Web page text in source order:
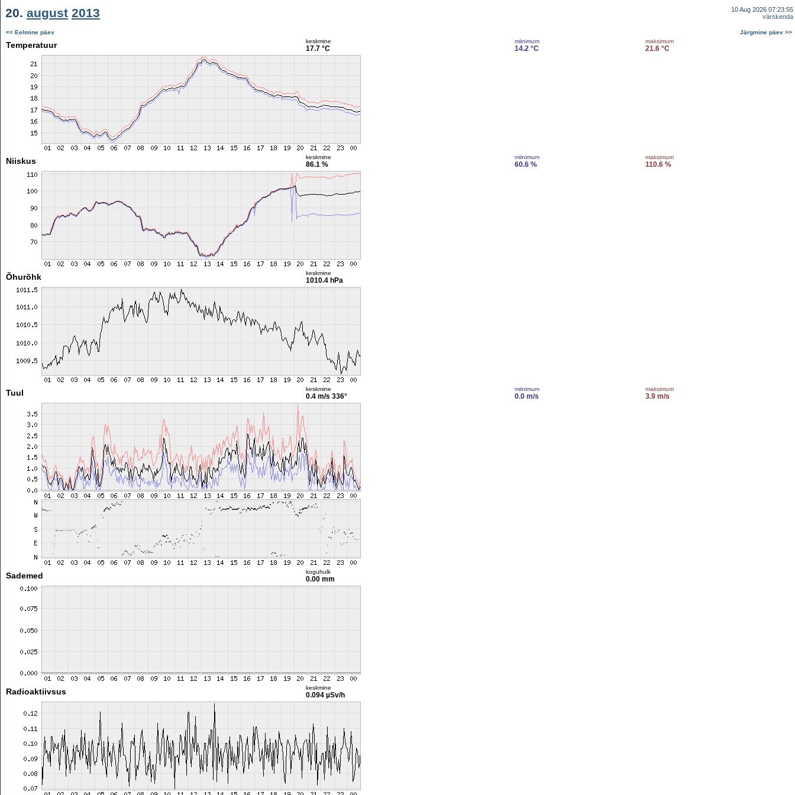
20. august 2013
10 Aug 2026 07:23:55
värskenda
<< Eelmine päev Järgmine päev >>
Temperatuur keskmine
17.7 °C
miinimum
14.2 °C
maksimum
21.6 °C
Niiskus keskmine
86.1 %
miinimum
60.6 %
maksimum
110.6 %
Õhurõhk keskmine
1010.4 hPa
Tuul keskmine
0.4 m/s 336°
miinimum
0.0 m/s
maksimum
3.9 m/s
Sademed koguhulk
0.00 mm
Radioaktiivsus keskmine
0.094 µSv/h